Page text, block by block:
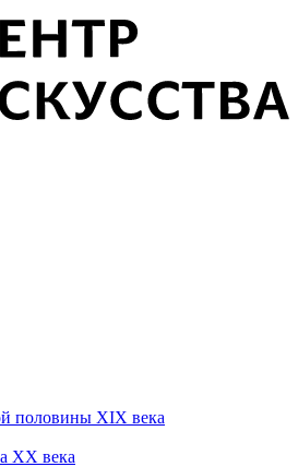
половины XIX века
XX века